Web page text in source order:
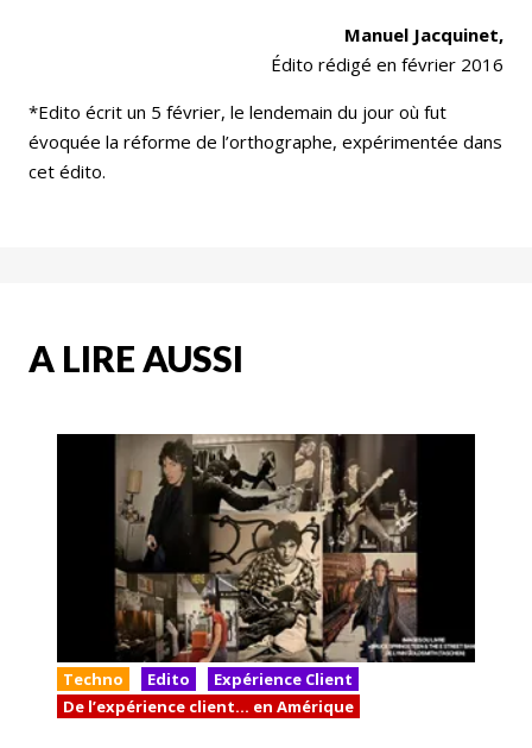
Manuel Jacquinet,
Édito rédigé en février 2016
*Edito écrit un 5 février, le lendemain du jour où fut
évoquée la réforme de l’orthographe, expérimentée dans
cet édito.
A LIRE AUSSI
Techno Edito
Expérience Client
De l’expérience client… en Amérique